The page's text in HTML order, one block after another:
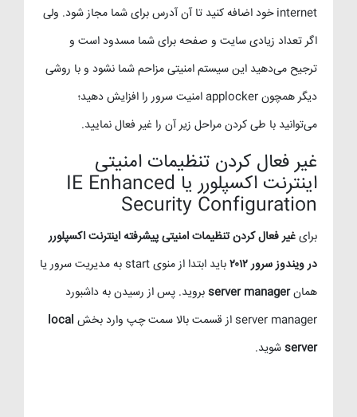
internet خود اضافه کنید تا آن آدرس برای شما مجاز شود. ولی
اگر تعداد زیادی سایت و صفحه برای شما مسدود است و
ترجیح می‌دهید این سیستم امنیتی مزاحم شما نشود و با روشی
دیگر همچون applocker امنیت سرور را افزایش دهید؛
می‌توانید با طی کردن مراحل زیر آن را غیر فعال نمایید.
غیر فعال کردن تنظیمات امنیتی
اینترنت اکسپلورر یا IE Enhanced
Security Configuration
برایغیر فعال کردن تنظیمات امنیتی پیشرفته اینترنت اکسپلورر
در ویندوز سرور ۲۰۱۲
باید ابتدا از منوی start به مدیریت سرور یا
همانserver managerبروید. پس از رسیدن به داشبورد
server manager از قسمت بالا سمت چپ وارد بخش
local
serverشوید.